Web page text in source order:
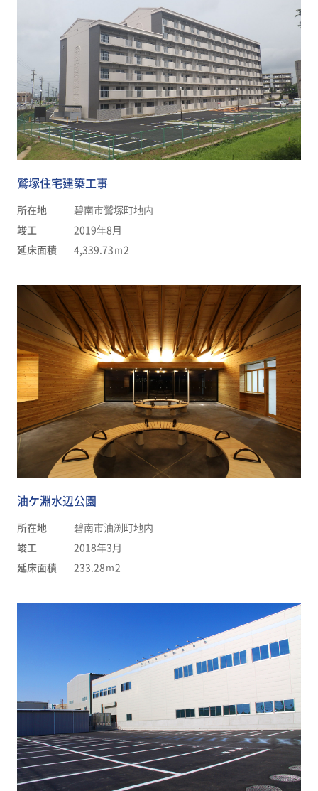
鷲塚住宅建築工事
所在地
碧南市鷲塚町地内
竣工
2019年8月
延床面積
4,339.73ｍ2
油ケ淵水辺公園
所在地
碧南市油渕町地内
竣工
2018年3月
延床面積
233.28ｍ2